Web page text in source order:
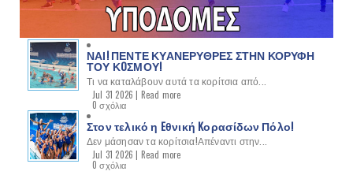
ΝΑΙ! ΠΕΝΤΕ ΚΥΑΝΕΡΥΘΡΕΣ ΣΤΗΝ ΚΟΡΥΦΗ
ΤΟΥ ΚOΣΜΟΥ!
Τι να καταλάβουν αυτά τα κορίτσια από...
Jul 31 2026 | Read more
0 σχόλια
Στον τελικό η Eθνική Kορασίδων Πόλο!
Δεν μάσησαν τα κορίτσια!Απέναντι στην...
Jul 31 2026 | Read more
0 σχόλια